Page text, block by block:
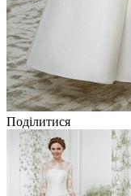
Поділитися